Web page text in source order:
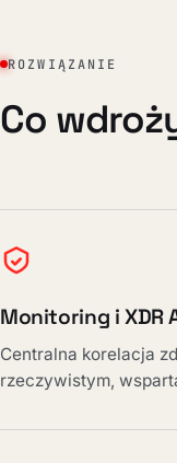
ROZWIĄZANIE
Co
Monitoring i XDR
Centralna korelacja
rzeczywistym,